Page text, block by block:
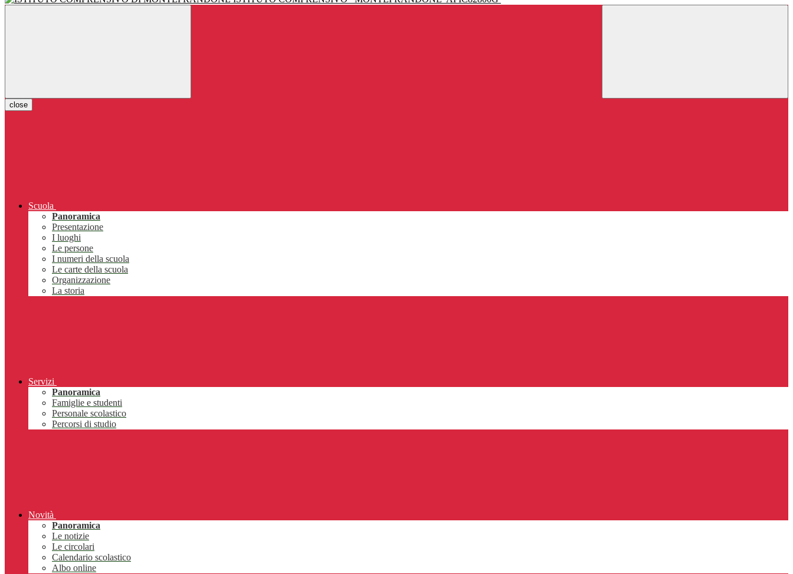
close
Scuola
Panoramica
Presentazione
I luoghi
Le persone
I numeri della scuola
Le carte della scuola
Organizzazione
La storia
Servizi
Panoramica
Famiglie e studenti
Personale scolastico
Percorsi di studio
Novità
Panoramica
Le notizie
Le circolari
Calendario scolastico
Albo online